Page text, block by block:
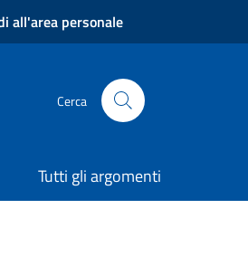
all'area personale
Cerca
Tutti gli argomenti